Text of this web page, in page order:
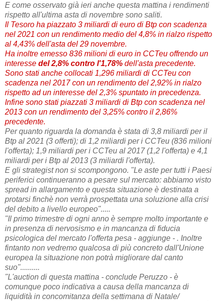
E come osservato già ieri anche questa mattina i rendimenti
rispetto all'ultima asta di novembre sono saliti.
Il Tesoro ha piazzato 3 miliardi di euro di Btp con scadenza
nel 2021 con un rendimento medio del 4,8% in rialzo rispetto
al 4,43% dell'asta del 29 novembre.
Ha inoltre emesso 836 milioni di euro in CCTeu offrendo un
interesse del 2,8% contro l'1,78% dell'asta precedente.
Sono stati anche collocati 1,296 miliardi di CCTeu con
scadenza nel 2017 con un rendimento del 2,92% in rialzo
rispetto ad un interesse del 2,3% spuntato in precedenza.
Infine sono stati piazzati 3 miliardi di Btp con scadenza nel
2013 con un rendimento del 3,25% contro il 2,86%
precedente.
Per quanto riguarda la domanda è stata di 3,8 miliardi per il
Btp al 2021 (3 offerti); di 1,2 miliardi per i CCTeu (836 milioni
l'offerta); 1,9 miliardi per i CCTeu al 2017 (1,2 l'offerta) e 4,1
miliardi per i Btp al 2013 (3 miliardi l'offerta).
E gli strategist non si scompongono. "Le aste per tutti i Paesi
periferici continueranno a pesare sul mercato: abbiamo visto
spread in allargamento e questa situazione è destinata a
protarsi finchè non verrà prospettata una soluzione alla crisi
del debito a livello europeo".....
"Il primo trimestre di ogni anno è sempre molto importante e
in presenza di nervosismo e in mancanza di fiducia
psicologica del mercato l'offerta pesa - aggiunge - . Inoltre
fintanto non vedremo qualcosa di più concreto dall'Unione
europea la situazione non potrà migliorare dal canto
suo"..........
"L'auction di questa mattina - conclude Peruzzo - è
comunque poco indicativa a causa della mancanza di
liquidità in concomitanza della settimana di Natale/